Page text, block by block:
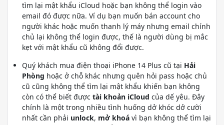
tìm lại mật khẩu iCloud hoặc bạn không thể login vào
email đó được nữa. Ví dụ bạn muốn bán account cho
người khác hoặc muốn thanh lý máy nhưng email chính
chủ lại không thể login được, thế là người dùng bị mắc
kẹt với mật khẩu cũ không đổi được.
Quý khách mua điện thoại iPhone 14 Plus cũ tại Hải
Phòng hoặc ở chỗ khác nhưng quên hỏi pass hoặc chủ
cũ cũng không thể tìm lại mật khẩu khiến bạn không
còn có thể biết được tài khoản iCloud của dế yêu. Đây
chính là một trong nhiều tình huống dở khóc dở cười
nhất cần phải unlock, mở khoá vì bạn không thể tìm lại